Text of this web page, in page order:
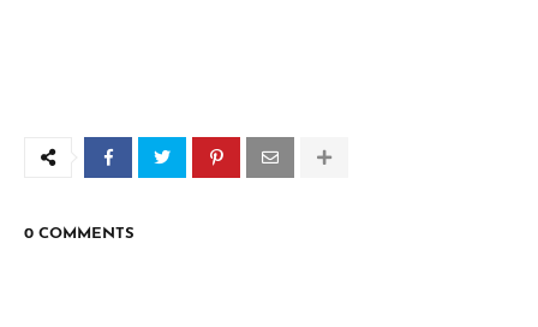
0 COMMENTS